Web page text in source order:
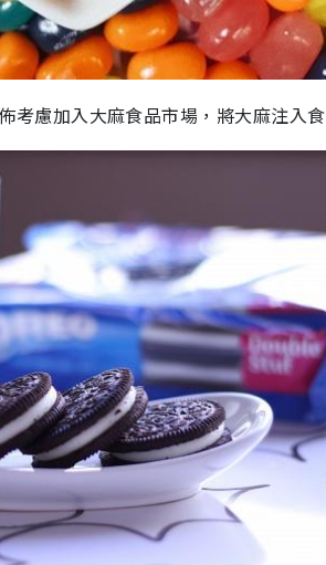
考慮加入大麻食品市場，將大麻注入